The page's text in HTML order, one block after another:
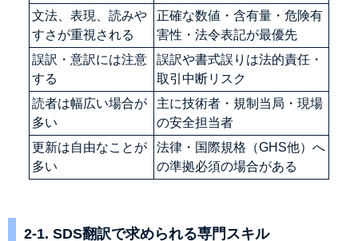
文法、表現、読みや
すさが重視される
正確な数値・含有量・危険有
害性・法令表記が最優先
誤訳・意訳には注意
する
誤訳や書式誤りは法的責任・
取引中断リスク
読者は幅広い場合が
多い
主に技術者・規制当局・現場
の安全担当者
更新は自由なことが
多い
法律・国際規格（GHS他）へ
の準拠必須の場合がある
2-1. SDS翻訳で求められる専門スキル